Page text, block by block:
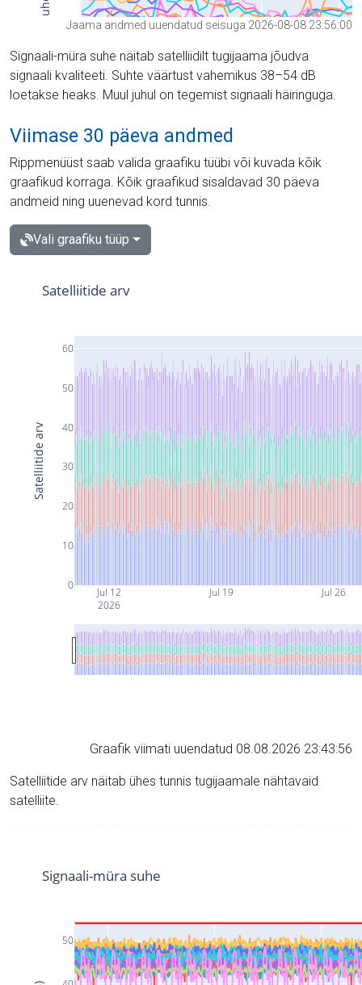
Jaama andmed uuendatud seisuga 2026-08-08 23:56:00
Signaali-müra suhe näitab satelliidilt tugijaama jõudva
signaali kvaliteeti. Suhte väärtust vahemikus 38–54 dB
loetakse heaks. Muul juhul on tegemist signaali häiringuga.
Viimase 30 päeva andmed
Rippmenüüst saab valida graafiku tüübi või kuvada kõik
graafikud korraga. Kõik graafikud sisaldavad 30 päeva
andmeid ning uuenevad kord tunnis.
Vali graafiku tüüp
Jul 12
2026
Jul 19 Jul 26
0
10
20
30
40
50
60
Satelliitide arv
Satelliitide arv
Graafik viimati uuendatud 08.08.2026 23:43:56
Satelliitide arv näitab ühes tunnis tugijaamale nähtavaid
satelliite.
50
Signaali-müra suhe